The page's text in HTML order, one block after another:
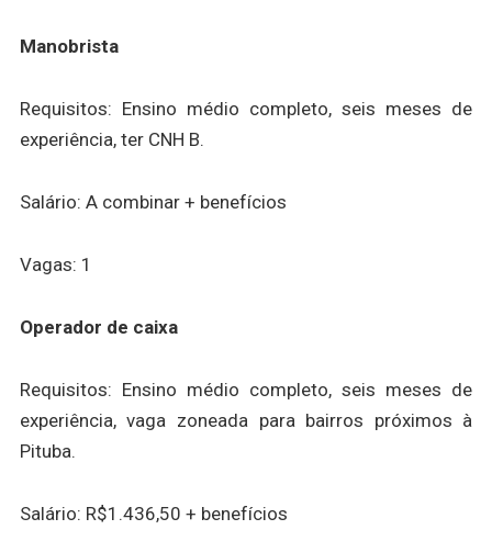
Manobrista
Requisitos: Ensino médio completo, seis meses de
experiência, ter CNH B.
Salário: A combinar + benefícios
Vagas: 1
Operador de caixa
Requisitos: Ensino médio completo, seis meses de
experiência, vaga zoneada para bairros próximos à
Pituba.
Salário: R$1.436,50 + benefícios